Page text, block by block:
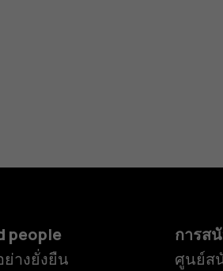
people
างยั่งยืน
การส
ศูนย์ส